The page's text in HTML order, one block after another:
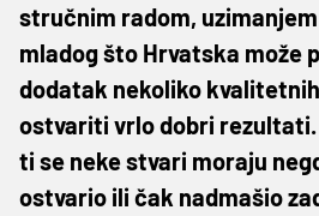
stručnim radom,
mladog što Hrvatska može
dodatak nekoliko
ostvariti vrlo dobri rezultati.
ti se neke stvari moraju
ostvario ili čak nadmašio